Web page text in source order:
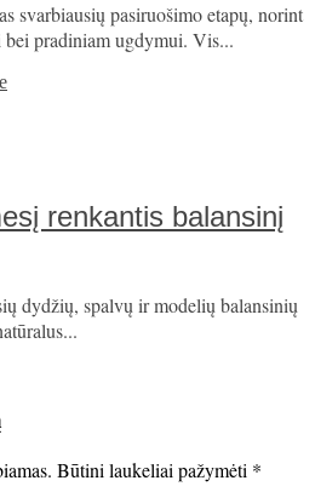
svarbiausių pasiruošimo etapų, norint
pradiniam ugdymui. Vis...
renkantis balansinį
dydžių, spalvų ir modelių balansinių
Būtini laukeliai pažymėti *